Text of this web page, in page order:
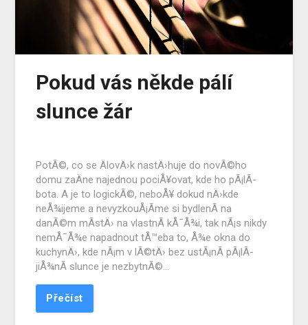
Pokud vás někde pálí
slunce žár
PotÃ©, co se ÄlovÄ›k nastÄ›huje do novÃ©ho
domu zaÄne najednou pociÅ¥ovat, kde ho pÃ¡lÃ­
bota. A je to logickÃ©, neboÅ¥ dokud nÄ›kde
neÅ¾ijeme a nevyzkouÅ¡Ã­me si bydlenÃ­ na
danÃ©m mÃ­stÄ› na vlastnÃ­ kÅ¯Å¾i, tak nÃ¡s nikdy
nemÅ¯Å¾e napadnout tÅ™eba to, Å¾e okna do
kuchynÄ›, kde nÃ¡m v lÃ©tÄ› bez ustÃ¡nÃ­ pÃ¡lÃ­
jiÅ¾nÃ­ slunce je nezbytnÃ©…
Přečíst